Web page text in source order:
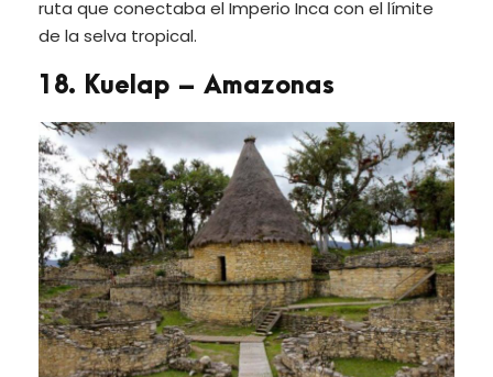
ruta que conectaba el Imperio Inca con el límite
de la selva tropical.
18. Kuelap – Amazonas